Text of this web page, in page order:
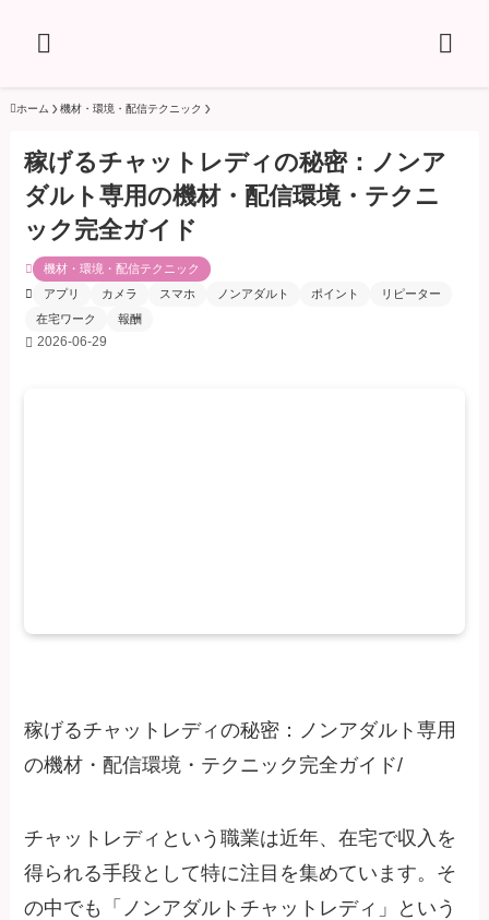
ホーム 機材・環境・配信テクニック
稼げるチャットレディの秘密：ノンア
ダルト専用の機材・配信環境・テクニ
ック完全ガイド
機材・環境・配信テクニック
アプリ
カメラ スマホ ノンアダルト ポイント
リピーター
在宅ワーク
報酬
2026-06-29
稼げるチャットレディの秘密：ノンアダルト専用
の機材・配信環境・テクニック完全ガイド/
チャットレディという職業は近年、在宅で収入を
得られる手段として特に注目を集めています。そ
の中でも「ノンアダルトチャットレディ」という